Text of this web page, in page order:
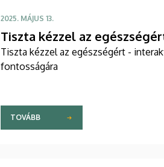
2025. MÁJUS 13.
Tiszta kézzel az
Tiszta kézzel az egészségért -
fontosságára
TOVÁBB